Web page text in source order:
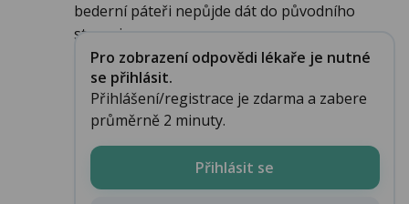
bederní páteři nepůjde dát do původního
stavu, je...
Pro zobrazení odpovědi lékaře je nutné
se přihlásit.
Přihlášení/registrace je zdarma a zabere
průměrně 2 minuty.
Přihlásit se